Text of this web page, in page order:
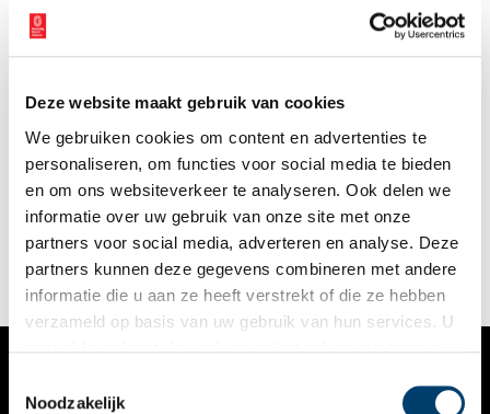
Deze website maakt gebruik van cookies
We gebruiken cookies om content en advertenties te
personaliseren, om functies voor social media te bieden
en om ons websiteverkeer te analyseren. Ook delen we
informatie over uw gebruik van onze site met onze
partners voor social media, adverteren en analyse. Deze
partners kunnen deze gegevens combineren met andere
informatie die u aan ze heeft verstrekt of die ze hebben
verzameld op basis van uw gebruik van hun services. U
Noodzakelijk
Op de foto zie je het bestuur van het Hoogheemraadschap van
Zeeburg en Diemerdijk in 1921. En inderdaad, je ziet alleen
mannen! Allemaal in pak, met stropdas of vlinderdas. Ongeveer
de helft met hoed. In 1910, elf jaar voor het nemen van deze
foto, speelde er een kwestie over het toelaten van vrouwen als
bestuurslid van dit hoogheemraadschap. Daarover moesten de
provincie Utrecht en Noord-Holland het eens worden…
VERHALEN